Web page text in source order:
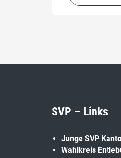
SVP – Links
Junge SVP
Wahlkreis